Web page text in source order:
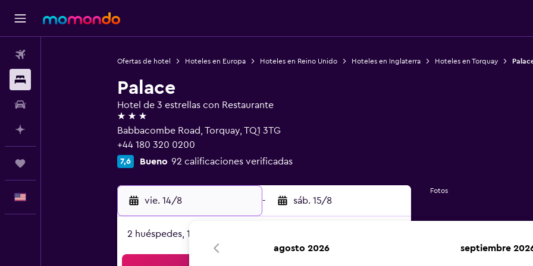
Ofertas de hotel Hoteles en Europa Hoteles en Reino Unido Hoteles en Inglaterra Hoteles en Torquay
Palace
Hotel de 3 estrellas con Restaurante
3 estrellas
Babbacombe Road, Torquay, TQ1 3TG
+44 180 320 0200
7,6 Bueno 92 calificaciones verificadas
vie. 14/8 - sáb. 15/8
2 huéspedes, 1 habitación
Fotos
agosto 2026 septiembre